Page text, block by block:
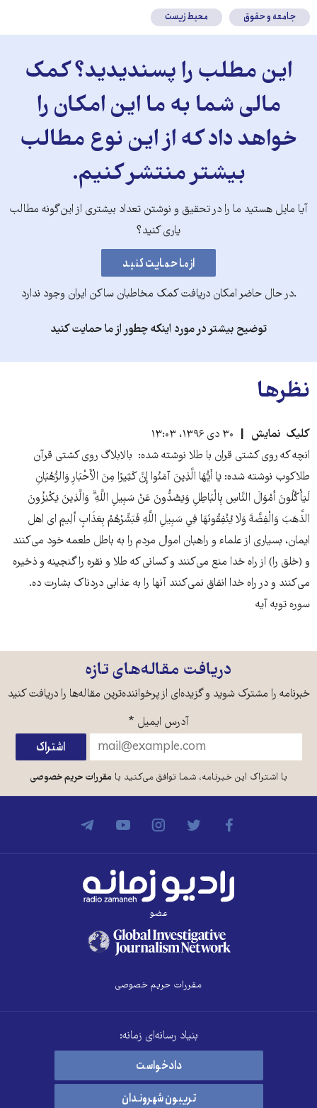
جامعه و حقوق محیط زیست
این مطلب را پسندیدید؟ کمک
مالی شما به ما این امکان را
خواهد داد که از این نوع مطالب
بیشتر منتشر کنیم.
آیا مایل هستید ما را در تحقیق و نوشتن تعداد بیشتری از این‌گونه مطالب
یاری کنید؟
.در حال حاضر امکان دریافت کمک مخاطبان ساکن ایران وجود ندارد
توضیح بیشتر در مورد اینکه چطور از ما حمایت کنید
نظرها
کلیک ‫ نمایش
۳۰ دی ۱۳۹۶، ۱۳:۰۳
انچه که روی کشتی قران با طلا نوشته شده: ‫ بالابلاگ روی کشتی قرآن
طلاکوب نوشته شده: يَا أَيُّهَا الَّذِينَ آمَنُوا إِنَّ كَثِيرًا مِنَ الْأَحْبَارِ وَالرُّهْبَانِ
لَيَأْكُلُونَ أَمْوَالَ النَّاسِ بِالْبَاطِلِ وَيَصُدُّونَ عَنْ سَبِيلِ اللَّهِ ۗ وَالَّذِينَ يَكْنِزُونَ
الذَّهَبَ وَالْفِضَّةَ وَلَا يُنْفِقُونَهَا فِي سَبِيلِ اللَّهِ فَبَشِّرْهُمْ بِعَذَابٍ أَلِيمٍ ای اهل
ایمان، بسیاری از علماء و راهبان اموال مردم را به باطل طعمه خود می‌کنند
و (خلق را) از راه خدا منع می‌کنند و کسانی که طلا و نقره را گنجینه و ذخیره
می‌کنند و در راه خدا انفاق نمی‌کنند آنها را به عذابی دردناک بشارت ده.
سوره توبه آیه
دریافت مقاله‌های تازه
خبرنامه را مشترک شوید و گزیده‌ای از پرخواننده‌ترین مقاله‌ها را دریافت کنید
آدرس ایمیل *
با اشتراک این خبرنامه، شما توافق می‌کنید بامقررات حریم خصوصی
عضو
مقررات حریم خصوصی
بنیاد رسانه‌ای زمانه:
دادخواست
تریبون شهروندان